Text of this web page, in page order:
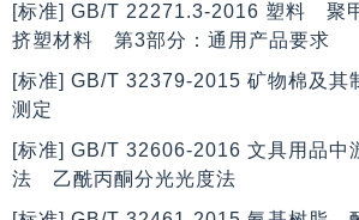
[标准] GB/T 22271.3-2016 塑料 聚
挤塑材料 第3部分：通用产品要求
[标准] GB/T 32379-2015 矿物棉及其
测定
[标准] GB/T 32606-2016 文具用品中
法 乙酰丙酮分光光度法